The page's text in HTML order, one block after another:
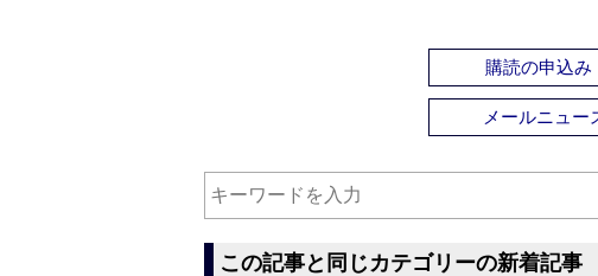
購読の申込み
メールニュー
この記事と同じカテゴリーの新着記事